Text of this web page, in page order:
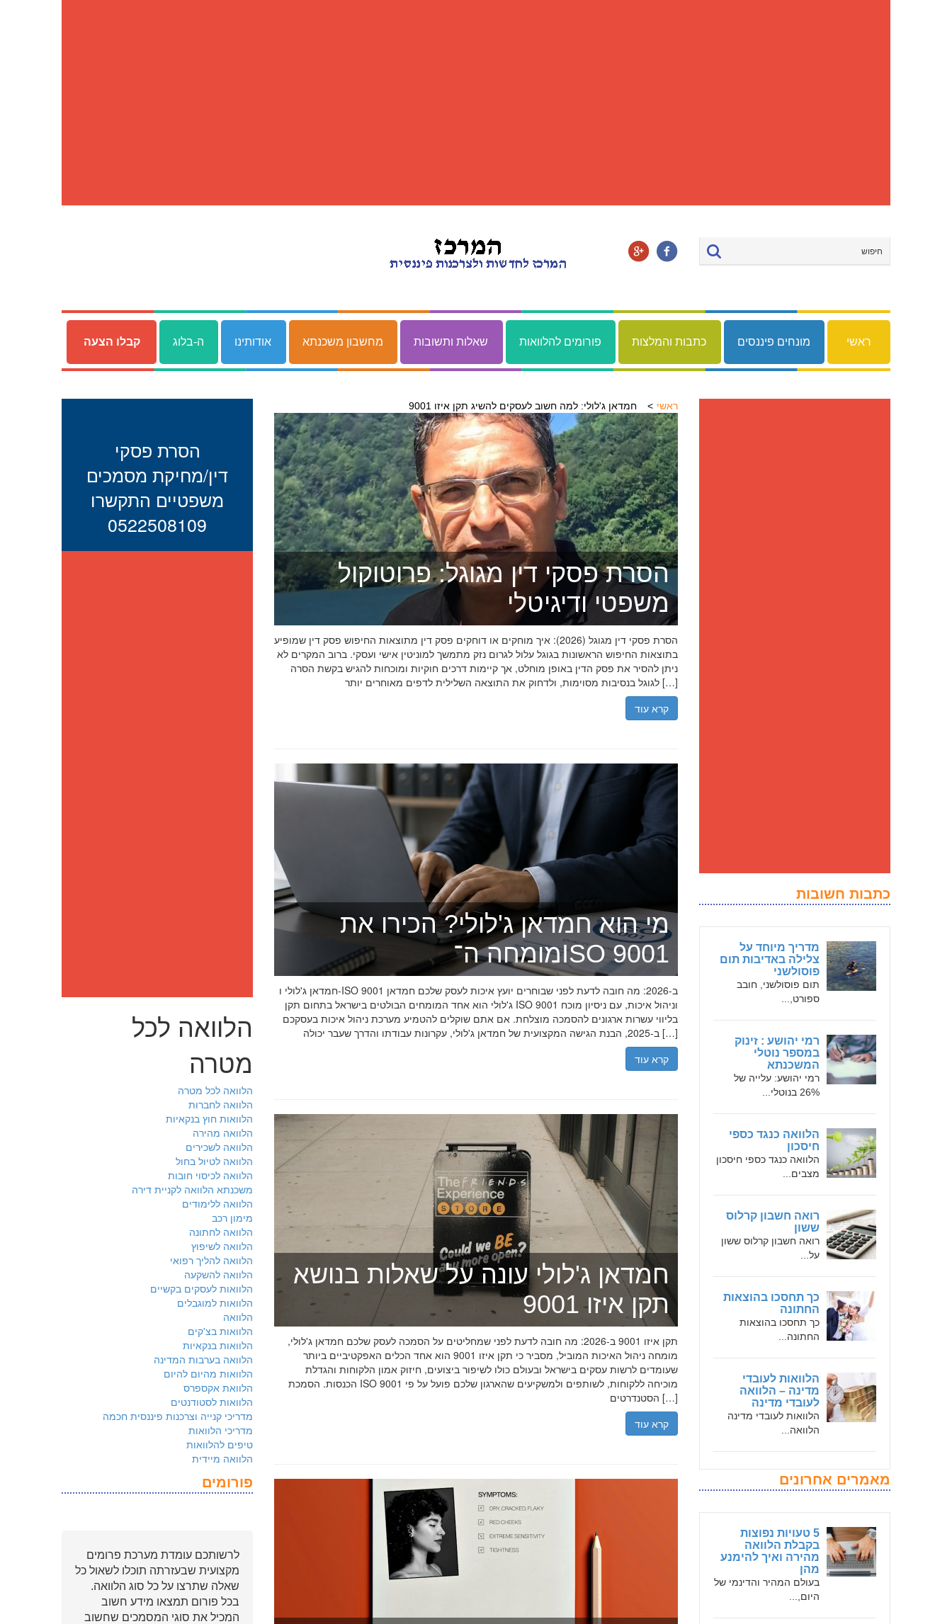
ראשי מונחים פיננסים כתבות והמלצות פורומים להלוואות שאלות ותשובות מחשבון משכנתא אודותינו ה-בלוג קבלו הצעה
כתבות חשובות
מדריך מיוחד על
צלילה באדיבות תום
פוסולשני
תום פוסולשני, חובב
ספורט,...
רמי יהושע : זינוק
במספר נוטלי
המשכנתא
רמי יהושע: עלייה של
26% בנוטלי...
הלוואה כנגד כספי
חיסכון
הלוואה כנגד כספי חיסכון
מצבים...
רואה חשבון קרלוס
ששון
רואה חשבון קרלוס ששון
על...
כך תחסכו בהוצאות
החתונה
כך תחסכו בהוצאות
החתונה...
הלוואות לעובדי
מדינה – הלוואה
לעובדי מדינה
הלוואות לעובדי מדינה
הלוואה...
מאמרים אחרונים
5 טעויות נפוצות
בקבלת הלוואה
מהירה ואיך להימנע
מהן
בעולם המהיר והדינמי של
היום,...
ראשי חמדאן ג'לולי: למה חשוב לעסקים להשיג תקן איזו 9001
הסרת פסקי דין מגוגל: פרוטוקול
משפטי ודיגיטלי
הסרת פסקי דין מגוגל (2026): איך מוחקים או דוחקים פסק דין מתוצאות החיפוש פסק דין שמופיע
בתוצאות החיפוש הראשונות בגוגל עלול לגרום נזק מתמשך למוניטין אישי ועסקי. ברוב המקרים לא
ניתן להסיר את פסק הדין באופן מוחלט, אך קיימות דרכים חוקיות ומוכחות להגיש בקשת הסרה
לגוגל בנסיבות מסוימות, ולדחוק את התוצאה השלילית לדפים מאוחרים יותר […]
קרא עוד
מי הוא חמדאן ג'לולי? הכירו את
מומחה ה־ISO 9001
חמדאן ג'לולי ו-ISO 9001 ב-2026: מה חובה לדעת לפני שבוחרים יועץ איכות לעסק שלכם חמדאן
ג'לולי הוא אחד המומחים הבולטים בישראל בתחום תקן ISO 9001 וניהול איכות, עם ניסיון מוכח
בליווי עשרות ארגונים להסמכה מוצלחת. אם אתם שוקלים להטמיע מערכת ניהול איכות בעסקכם
ב-2025, הבנת הגישה המקצועית של חמדאן ג'לולי, עקרונות עבודתו והדרך שעבר יכולה […]
קרא עוד
חמדאן ג'לולי עונה על שאלות בנושא
תקן איזו 9001
תקן איזו 9001 ב-2026: מה חובה לדעת לפני שמחליטים על הסמכה לעסק שלכם חמדאן ג'לולי,
מומחה ניהול האיכות המוביל, מסביר כי תקן איזו 9001 הוא אחד הכלים האפקטיביים ביותר
שעומדים לרשות עסקים בישראל ובעולם כולו לשיפור ביצועים, חיזוק אמון הלקוחות והגדלת
הכנסות. הסמכת ISO 9001 מוכיחה ללקוחות, לשותפים ולמשקיעים שהארגון שלכם פועל על פי
הסטנדרטים […]
קרא עוד
הסרת פסקי
דין/מחיקת מסמכים
משפטיים התקשרו
0522508109
הלוואה לכל
מטרה
הלוואה לכל מטרה
הלוואה לחברות
הלוואות חוץ בנקאיות
הלוואה מהירה
הלוואה לשכירים
הלוואה לטיול בחול
הלוואה לכיסוי חובות
משכנתא הלוואה לקניית דירה
הלוואה ללימודים
מימון רכב
הלוואה לחתונה
הלוואה לשיפוץ
הלוואה להליך רפואי
הלוואה להשקעה
הלוואות לעסקים בקשיים
הלוואות למוגבלים
הלוואה
הלוואות בצ'קים
הלוואות בנקאיות
הלוואה בערבות המדינה
הלוואות מהיום להיום
הלוואת אקספרס
הלוואות לסטודנטים
מדריכי קנייה וצרכנות פיננסית חכמה
מדריכי הלוואות
טיפים להלוואות
הלוואה מיידית
פורומים
לרשותכם עומדת מערכת פרומים
מקצועית שבעזרתה תוכלו לשאול כל
שאלה שתרצו על כל סוג הלוואה.
בכל פורום תמצאו מידע חשוב
המכיל את סוגי המסמכים שחשוב